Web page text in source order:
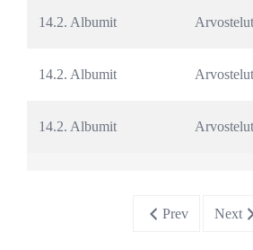
14.2. Albumit
14.2. Albumit
14.2. Albumit
Prev Next